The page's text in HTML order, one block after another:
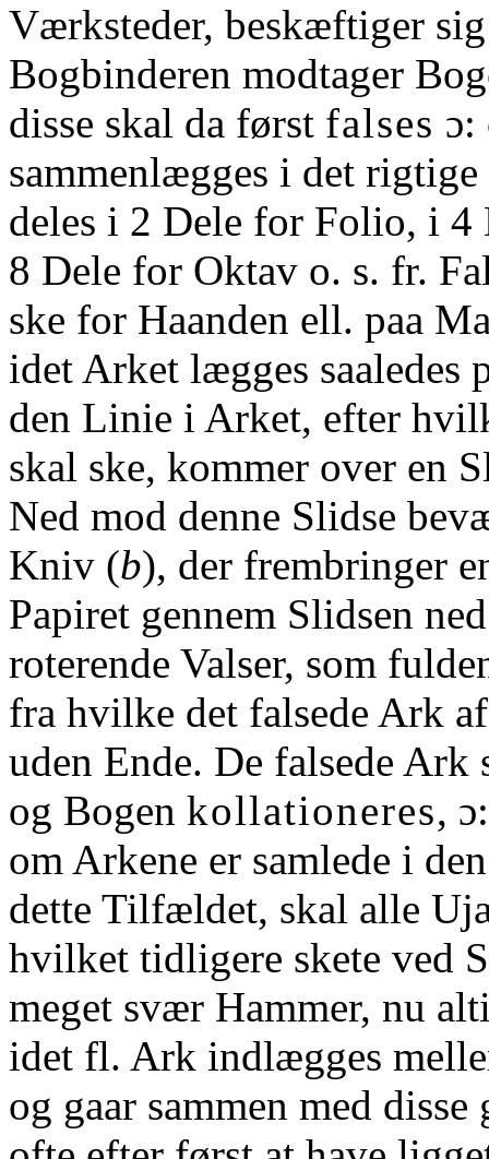
Værksteder, beskæftiger
Bogbinderen modtager
disse skal da først falses ɔ:
sammenlægges i det
deles i 2 Dele for Folio, i
8 Dele for Oktav o. s. fr.
ske for Haanden ell. paa
idet Arket lægges saaledes
den Linie i Arket, efter
skal ske, kommer over en
Ned mod denne Slidse
Kniv (b), der frembringer
Papiret gennem Slidsen
roterende Valser, som
fra hvilke det falsede Ark
uden Ende. De falsede Ark
og Bogen kollationeres,
om Arkene er samlede i
dette Tilfældet, skal alle
hvilket tidligere skete ved
meget svær Hammer, nu
idet fl. Ark indlægges
og gaar sammen med disse